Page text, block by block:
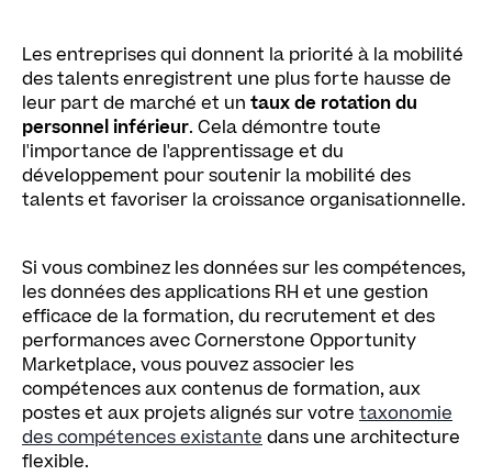
Les entreprises qui donnent la priorité à la mobilité
des talents enregistrent une plus forte hausse de
leur part de marché et un taux de rotation du
personnel inférieur. Cela démontre toute
l'importance de l'apprentissage et du
développement pour soutenir la mobilité des
talents et favoriser la croissance organisationnelle.
Si vous combinez les données sur les compétences,
les données des applications RH et une gestion
efficace de la formation, du recrutement et des
performances avec Cornerstone Opportunity
Marketplace, vous pouvez associer les
compétences aux contenus de formation, aux
postes et aux projets alignés sur votre taxonomie
des compétences existante dans une architecture
flexible.